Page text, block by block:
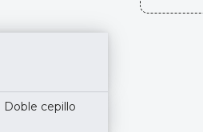
Doble cepillo